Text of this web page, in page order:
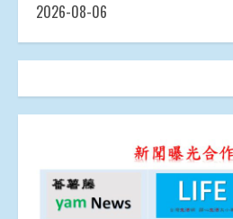
2026-08-06